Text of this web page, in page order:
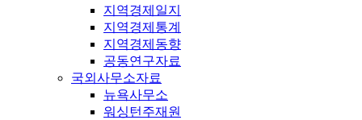
지역경제일지
지역경제통계
지역경제동향
공동연구자료
국외사무소자료
뉴욕사무소
워싱턴주재원